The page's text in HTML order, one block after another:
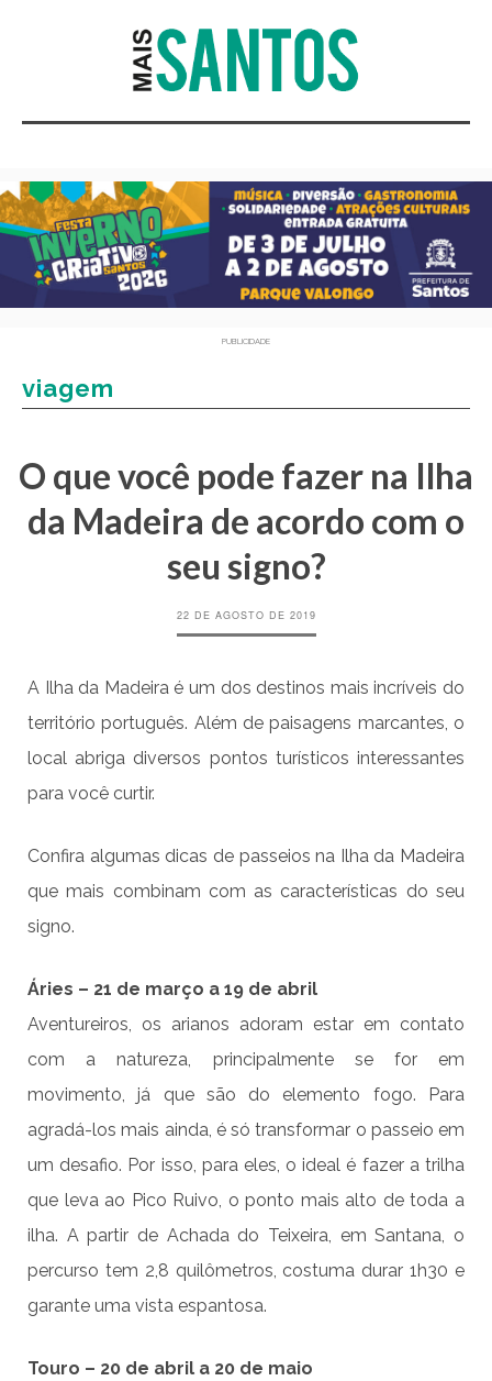
PUBLICIDADE
viagem
O que você pode fazer na Ilha
da Madeira de acordo com o
seu signo?
22 DE AGOSTO DE 2019
A Ilha da Madeira é um dos destinos mais incríveis do
território português. Além de paisagens marcantes, o
local abriga diversos pontos turísticos interessantes
para você curtir.
Confira algumas dicas de passeios na Ilha da Madeira
que mais combinam com as características do seu
signo.
Áries – 21 de março a 19 de abril
Aventureiros, os arianos adoram estar em contato
com a natureza, principalmente se for em
movimento, já que são do elemento fogo. Para
agradá-los mais ainda, é só transformar o passeio em
um desafio. Por isso, para eles, o ideal é fazer a trilha
que leva ao Pico Ruivo, o ponto mais alto de toda a
ilha. A partir de Achada do Teixeira, em Santana, o
percurso tem 2,8 quilômetros, costuma durar 1h30 e
garante uma vista espantosa.
Touro – 20 de abril a 20 de maio